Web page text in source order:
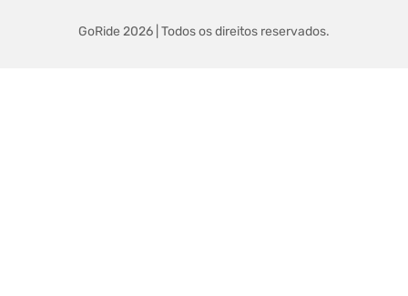
GoRide 2026 | Todos os direitos reservados.